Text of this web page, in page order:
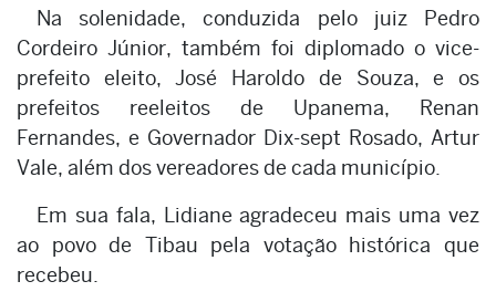
Na solenidade, conduzida pelo juiz Pedro
Cordeiro Júnior, também foi diplomado o vice-
prefeito eleito, José Haroldo de Souza, e os
prefeitos reeleitos de Upanema, Renan
Fernandes, e Governador Dix-sept Rosado, Artur
Vale, além dos vereadores de cada município.
Em sua fala, Lidiane agradeceu mais uma vez
ao povo de Tibau pela votação histórica que
recebeu.